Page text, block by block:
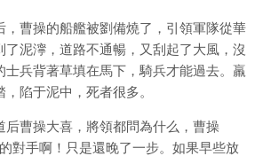
，曹操的船艦被劉備燒了，引領軍隊從華
了泥濘，道路不通暢，又刮起了大風，沒
士兵背著草填在馬下，騎兵才能過去。羸
陷于泥中，死者很多。
后曹操大喜，將領都問為什么，曹操
對手啊！只是還晚了一步。如果早些放